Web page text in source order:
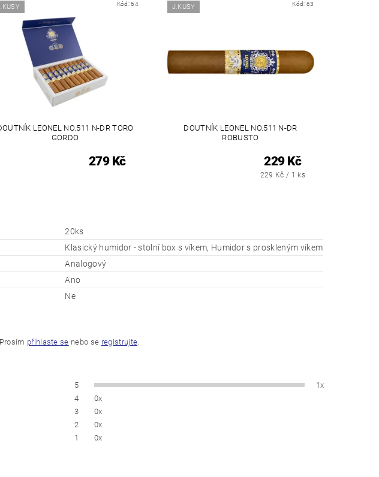
Kód:64
LEONEL NO.511 N-DR TORO
GORDO
279 Kč
J.KUSY Kód: 63
DOUTNÍK LEONEL NO.511 N-DR
ROBUSTO
229 Kč
229 Kč / 1 ks
20ks
Klasický humidor - stolní box s víkem, Humidor s proskleným víkem
Analogový
Ano
Ne
přihlaste se nebo se registrujte
5
1x
4
0x
3
0x
2
0x
1
0x